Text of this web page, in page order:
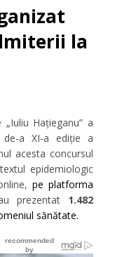
la
Hațieganu” a
a XI-a ediţie a
acesta concursul
epidemiologic
pe platforma
prezentat1.482
sănătate.